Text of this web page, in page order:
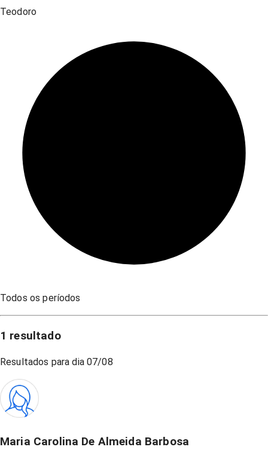
Teodoro
Todos os períodos
1 resultado
Resultados para dia07/08
Maria Carolina De Almeida Barbosa